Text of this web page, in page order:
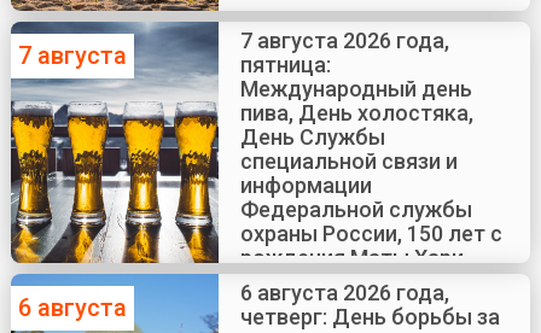
7 августа
7 августа 2026 года,
пятница:
Международный день
пива, День холостяка,
День Службы
специальной связи и
информации
Федеральной службы
охраны России, 150 лет с
рождения Маты Хари
6 августа
6 августа 2026 года,
четверг: День борьбы за